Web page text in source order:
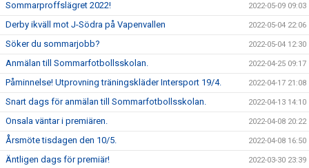
Sommarproffslägret 2022! 2022-05-09 09:03
Derby ikväll mot J-Södra på Vapenvallen 2022-05-04 22:06
Söker du sommarjobb? 2022-05-04 12:30
Anmälan till Sommarfotbollsskolan. 2022-04-25 09:17
Påminnelse! Utprovning träningskläder Intersport 19/4. 2022-04-17 21:08
Snart dags för anmälan till Sommarfotbollsskolan. 2022-04-13 14:10
Onsala väntar i premiären. 2022-04-08 20:22
Årsmöte tisdagen den 10/5. 2022-04-08 16:50
Äntligen dags för premiär! 2022-03-30 23:39